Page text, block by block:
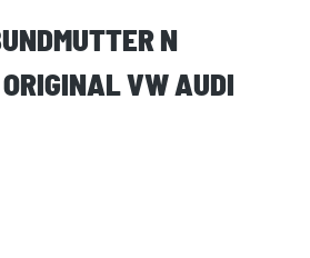
N
VW AUDI